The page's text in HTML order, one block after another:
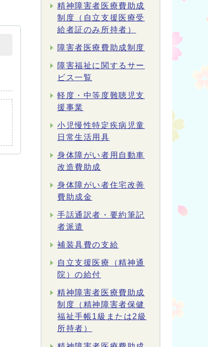
精神障害者医療費助成
制度（自立支援医療受
給者証のみ所持者）
障害者医療費助成制度
障害福祉に関するサー
ビス一覧
軽度・中等度難聴児支
援事業
小児慢性特定疾病児童
日常生活用具
身体障がい者用自動車
改造費助成
身体障がい者住宅改善
費助成金
手話通訳者・要約筆記
者派遣
補装具費の支給
自立支援医療（精神通
院）の給付
精神障害者医療費助成
制度（精神障害者保健
福祉手帳1級または2級
所持者）